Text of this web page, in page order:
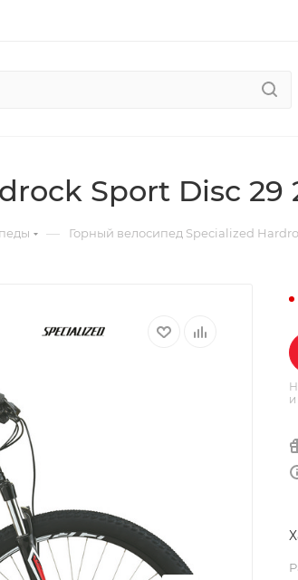
Sport Disc 29
— Горный велосипед Specialized